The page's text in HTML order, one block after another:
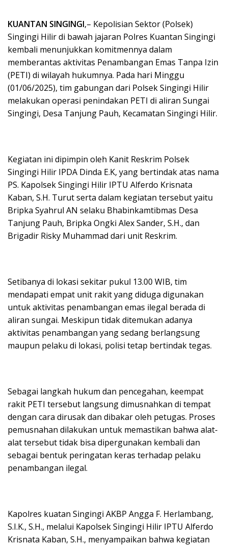
KUANTAN SINGINGI,– Kepolisian Sektor (Polsek)
Singingi Hilir di bawah jajaran Polres Kuantan Singingi
kembali menunjukkan komitmennya dalam
memberantas aktivitas Penambangan Emas Tanpa Izin
(PETI) di wilayah hukumnya. Pada hari Minggu
(01/06/2025), tim gabungan dari Polsek Singingi Hilir
melakukan operasi penindakan PETI di aliran Sungai
Singingi, Desa Tanjung Pauh, Kecamatan Singingi Hilir.
Kegiatan ini dipimpin oleh Kanit Reskrim Polsek
Singingi Hilir IPDA Dinda E.K, yang bertindak atas nama
PS. Kapolsek Singingi Hilir IPTU Alferdo Krisnata
Kaban, S.H. Turut serta dalam kegiatan tersebut yaitu
Bripka Syahrul AN selaku Bhabinkamtibmas Desa
Tanjung Pauh, Bripka Ongki Alex Sander, S.H., dan
Brigadir Risky Muhammad dari unit Reskrim.
Setibanya di lokasi sekitar pukul 13.00 WIB, tim
mendapati empat unit rakit yang diduga digunakan
untuk aktivitas penambangan emas ilegal berada di
aliran sungai. Meskipun tidak ditemukan adanya
aktivitas penambangan yang sedang berlangsung
maupun pelaku di lokasi, polisi tetap bertindak tegas.
Sebagai langkah hukum dan pencegahan, keempat
rakit PETI tersebut langsung dimusnahkan di tempat
dengan cara dirusak dan dibakar oleh petugas. Proses
pemusnahan dilakukan untuk memastikan bahwa alat-
alat tersebut tidak bisa dipergunakan kembali dan
sebagai bentuk peringatan keras terhadap pelaku
penambangan ilegal.
Kapolres kuatan Singingi AKBP Angga F. Herlambang,
S.I.K., S.H., melalui Kapolsek Singingi Hilir IPTU Alferdo
Krisnata Kaban, S.H., menyampaikan bahwa kegiatan